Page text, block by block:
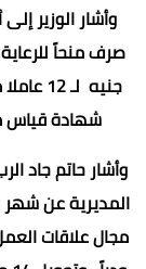
وأشار الوزير
شهادة قياس
وأشار حاتم جاد
المديرية عن